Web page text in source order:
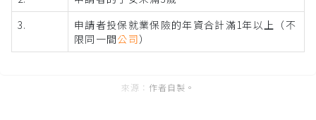
3.
申請者投保就業保險的年資合計滿1年以上（不
限同一間公司）
作者自製。